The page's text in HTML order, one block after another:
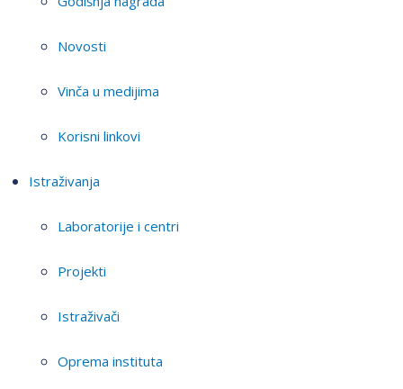
Novosti
Vinča u medijima
Korisni linkovi
Istraživanja
Laboratorije i centri
Projekti
Istraživači
Oprema instituta